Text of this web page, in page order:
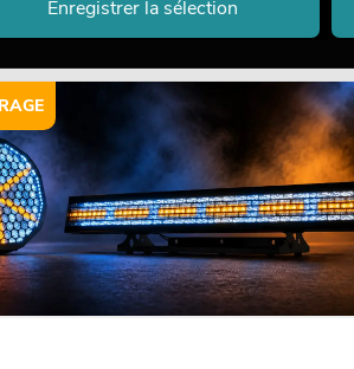
Enregistrer la sélection